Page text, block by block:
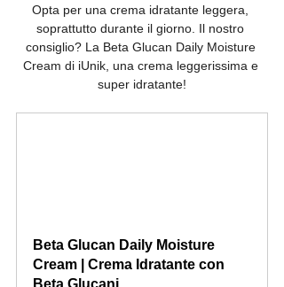
Opta per una crema idratante leggera,
soprattutto durante il giorno. Il nostro
consiglio? La Beta Glucan Daily Moisture
Cream di iUnik, una crema leggerissima e
super idratante!
Beta Glucan Daily Moisture
Cream | Crema Idratante con
Beta Glucani